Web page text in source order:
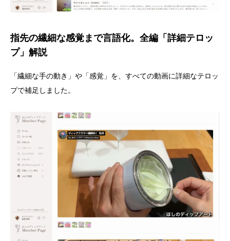
指先の繊細な感覚まで言語化。全編「詳細テロッ
プ」解説
「繊細な手の動き」や「感覚」を、すべての動画に詳細なテロッ
プで補足しました。